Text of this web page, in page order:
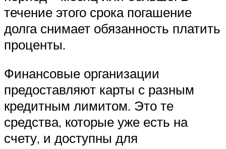
течение этого срока погашение
долга снимает обязанность платить
проценты.
Финансовые организации
предоставляют карты с разным
кредитным лимитом. Это те
средства, которые уже есть на
счету, и доступны для